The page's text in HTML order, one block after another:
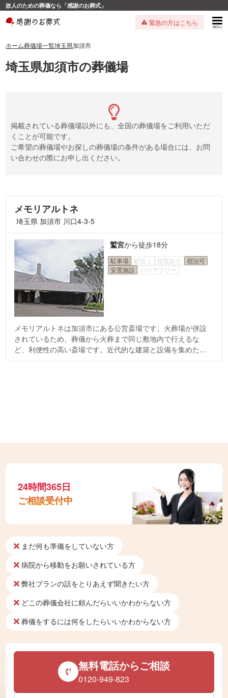
故人のための葬儀なら「感謝のお葬式」
緊急の方はこちら
ホーム葬儀場一覧埼玉県加須市
埼玉県加須市の葬儀場
掲載されている葬儀場以外にも、全国の葬儀場をご利用いただ
くことが可能です。
ご希望の葬儀場やお探しの葬儀場の条件がある場合には、お問
い合わせの際にお申し出ください。
メモリアルトネ
埼玉県 加須市 川口4-3-5
鷲宮から徒歩18分
駐車場 駅近く 控室あり
宿泊可
安置施設
バリアフリー
メモリアルトネは加須市にある公営斎場です。火葬場が併設
されているため、葬儀から火葬まで同じ敷地内で行えるな
ど、利便性の高い斎場です。近代的な建築と設備を集めた斎
24時間365日
ご相談受付中
まだ何も準備をしていない方
病院から移動をお願いされている方
弊社プランの話をとりあえず聞きたい方
どこの葬儀会社に頼んだらいいかわからない方
葬儀をするには何をしたらいいかわからない方
無料電話からご相談
0120-949-823